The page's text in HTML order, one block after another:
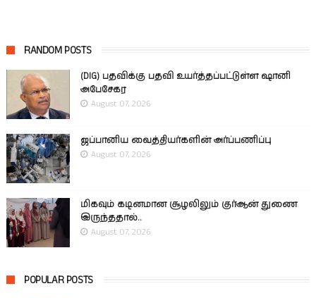
RANDOM POSTS
(DIG) பதவிக்கு பதவி உயர்த்தப்பட்டுள்ள ஷானி
அபேசேகர
August 07, 2026
ஜப்பானிய வைத்தியர்களின் அர்ப்பணிப்பு
August 07, 2026
மிகவும் கடினமான சூழலிலும் குர்ஆன் துணை
இருந்ததால்..
August 07, 2026
POPULAR POSTS